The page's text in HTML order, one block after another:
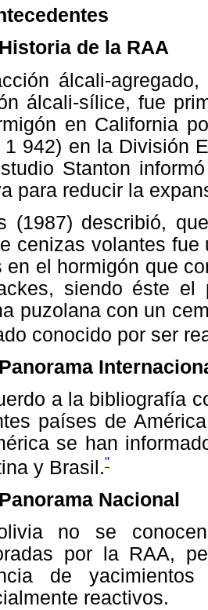
de la RAA
álcali-
álcali-sílice, fue
en California
1 942) en la División
Stanton
para reducir la
(1987) describió,
cenizas volantes
en el hormigón que
siendo éste el
puzolana con un
conocido por ser
a la bibliografía
países de
se han
y Brasil."
Nacional
no se
por la RAA,
de
reactivos.